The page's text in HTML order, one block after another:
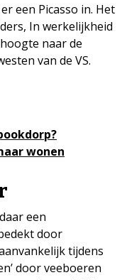
een Picasso in. Het
In werkelijkheid
naar de
van de VS.
wonen
een
door
tijdens
door veeboeren